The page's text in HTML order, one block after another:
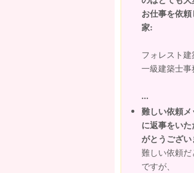
お仕事を依
家:
フォレスト
一級建築士事
...
難しい依頼
に返事をいた
がとうござい
難しい依頼だ
ですが、